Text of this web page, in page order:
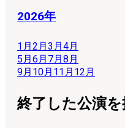
2026年
1月2月3月4月
5月6月 7月8月
9月 10月 11月 12月
終了した公演